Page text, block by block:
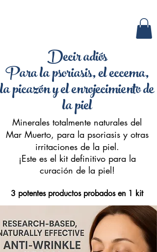
Decir adiós
Para la psoriasis, el eccema,
la picazón y el enrojecimiento de
la piel
Minerales totalmente naturales del
Mar Muerto, para la psoriasis y otras
irritaciones de la piel.
¡Este es el kit definitivo para la
curación de la piel!
3 potentes productos probados en 1 kit